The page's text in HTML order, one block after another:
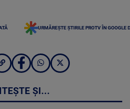
URMĂREȘTE ȘTIRILE PROTV ÎN GOOGLE
ȘI...